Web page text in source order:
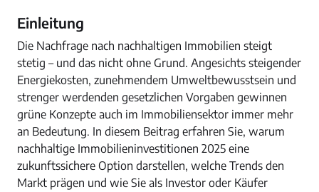
Einleitung
Die Nachfrage nach nachhaltigen Immobilien steigt
stetig – und das nicht ohne Grund. Angesichts steigender
Energiekosten, zunehmendem Umweltbewusstsein und
strenger werdenden gesetzlichen Vorgaben gewinnen
grüne Konzepte auch im Immobiliensektor immer mehr
an Bedeutung. In diesem Beitrag erfahren Sie, warum
nachhaltige Immobilieninvestitionen 2025 eine
zukunftssichere Option darstellen, welche Trends den
Markt prägen und wie Sie als Investor oder Käufer